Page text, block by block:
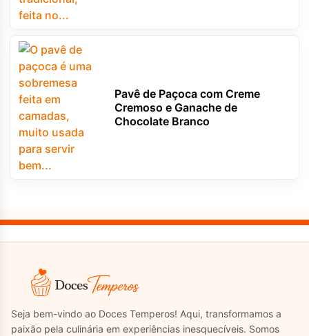
Pavê de Paçoca com Creme
Cremoso e Ganache de
Chocolate Branco
Seja bem-vindo ao Doces Temperos! Aqui, transformamos a
paixão pela culinária em experiências inesquecíveis. Somos